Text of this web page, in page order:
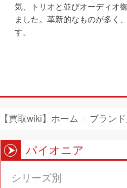
気、トリオと並びオーディオ
ました。革新的なものが多く
す。
【買取wiki】ホーム ブラン
パイオニア
シリーズ別